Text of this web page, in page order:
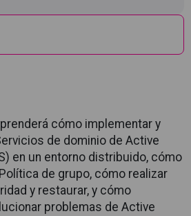
cómo implementar y
de dominio de Active
en un entorno distribuido, cómo
de grupo, cómo realizar
y restaurar, y cómo
problemas de Active